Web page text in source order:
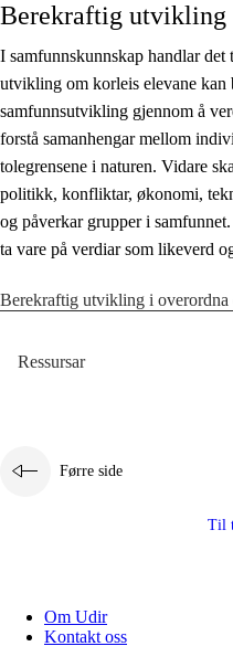
Berekraftig utvikling
I samfunnskunnskap handlar
utvikling om korleis elevane kan
samfunnsutvikling gjennom å
forstå samanhengar mellom
tolegrensene i naturen. Vidare
politikk, konfliktar, økonomi,
og påverkar grupper i
ta vare på verdiar som likeverd
Berekraftig utvikling i overordna
Ressursar
Førre side
Til
Om Udir
Kontakt oss